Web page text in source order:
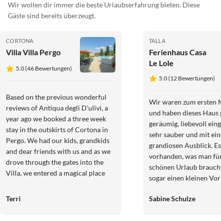
Wir wollen dir immer die beste Urlaubserfahrung bieten. Diese
Gäste sind bereits überzeugt.
CORTONA
Villa Villa Pergo
5.0 (46 Bewertungen)
Based on the previous wonderful
reviews of Antiqua degli D’ulivi, a
year ago we booked a three week
stay in the outskirts of Cortona in
Pergo. We had our kids, grandkids
and dear friends with us and as we
drove through the gates into the
Villa, we entered a magical place
relaxation, wonderful food, a
Terri
TALLA
Ferienhaus Casa
Le Lole
5.0 (12 Bewertungen)
Wir waren zum ersten
und haben dieses
geräumig, liebevoll
sehr sauber und mit
grandiosen Ausblick.
vorhanden, was man
schönen Urlaub
sogar einen kleinen
Kommunikation vor
Sabine Schulze